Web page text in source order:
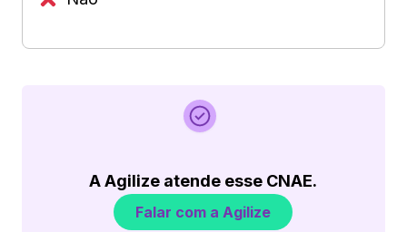
A Agilize atende esse CNAE.
Falar com a Agilize